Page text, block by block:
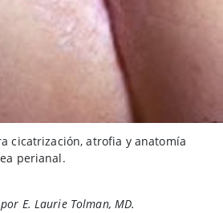
cicatrización, atrofia y anatomía
perianal.
E. Laurie Tolman, MD.